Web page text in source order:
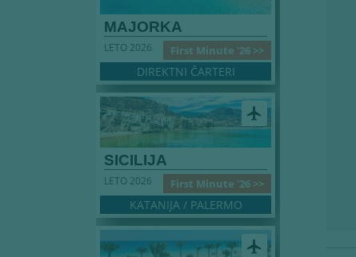
MAJORKA
First Minute '26 >>
LETO 2026
DIREKTNI ČARTERI
airplanemode_active
SICILIJA
First Minute '26 >>
LETO 2026
KATANIJA / PALERMO
airplanemode_active